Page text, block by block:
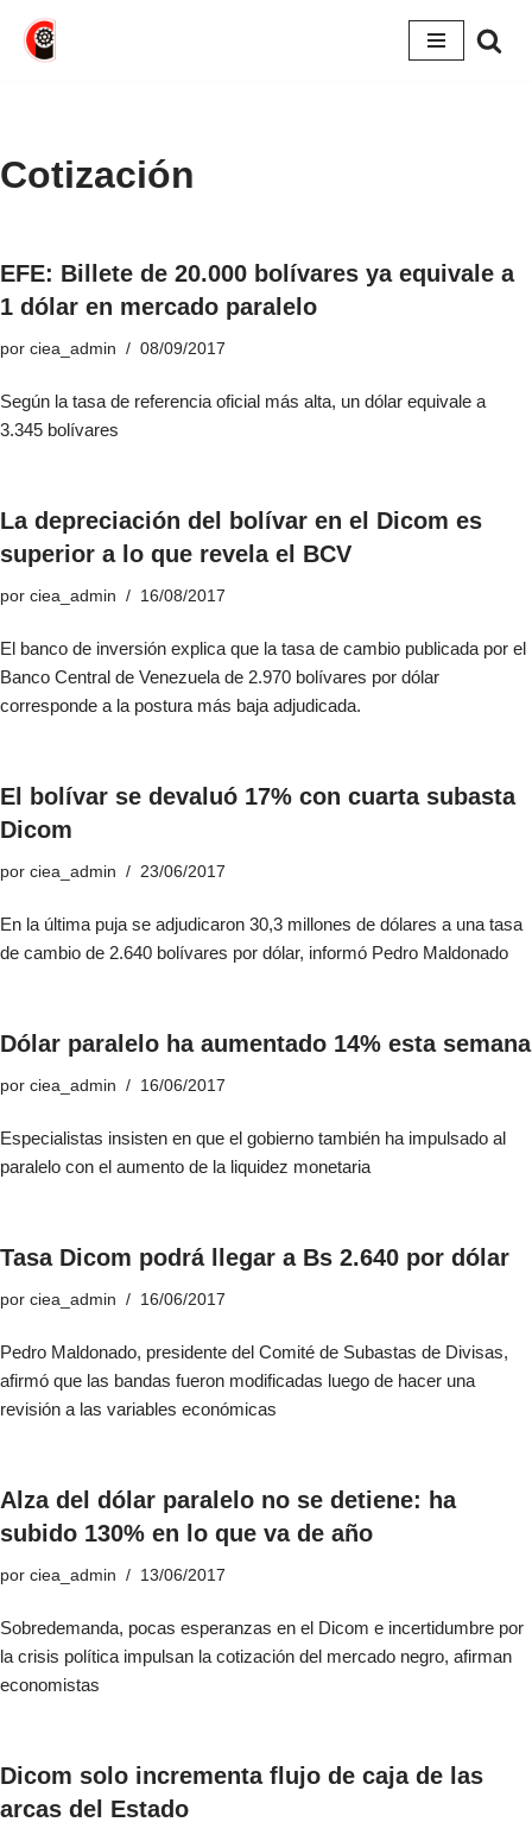
Saltar
Cotización
EFE: Billete de 20.000 bolívares ya equivale a
1 dólar en mercado paralelo
por ciea_admin 08/09/2017
Según la tasa de referencia oficial más alta, un dólar equivale a
3.345 bolívares
La depreciación del bolívar en el Dicom es
superior a lo que revela el BCV
por ciea_admin 16/08/2017
El banco de inversión explica que la tasa de cambio publicada por el
Banco Central de Venezuela de 2.970 bolívares por dólar
corresponde a la postura más baja adjudicada.
El bolívar se devaluó 17% con cuarta subasta
Dicom
por ciea_admin 23/06/2017
En la última puja se adjudicaron 30,3 millones de dólares a una tasa
de cambio de 2.640 bolívares por dólar, informó Pedro Maldonado
Dólar paralelo ha aumentado 14% esta semana
por ciea_admin 16/06/2017
Especialistas insisten en que el gobierno también ha impulsado al
paralelo con el aumento de la liquidez monetaria
Tasa Dicom podrá llegar a Bs 2.640 por dólar
por ciea_admin 16/06/2017
Pedro Maldonado, presidente del Comité de Subastas de Divisas,
afirmó que las bandas fueron modificadas luego de hacer una
revisión a las variables económicas
Alza del dólar paralelo no se detiene: ha
subido 130% en lo que va de año
por ciea_admin 13/06/2017
Sobredemanda, pocas esperanzas en el Dicom e incertidumbre por
la crisis política impulsan la cotización del mercado negro, afirman
economistas
Dicom solo incrementa flujo de caja de las
arcas del Estado